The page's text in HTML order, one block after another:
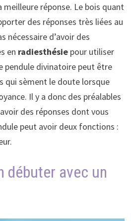
meilleure réponse. Le bois quant
des réponses très liées au
nécessaire d’avoir des
en radiesthésiepour utiliser
pendule divinatoire peut être
qui sèment le doute lorsque
Il y a donc des préalables
des réponses dont vous
peut avoir deux fonctions :
débuter avec un